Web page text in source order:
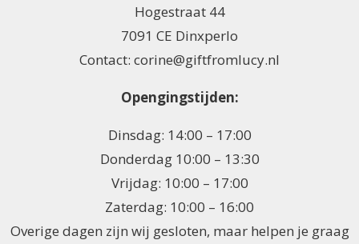
Hogestraat 44
7091 CE Dinxperlo
Contact: corine@giftfromlucy.nl
Opengingstijden:
Dinsdag: 14:00 – 17:00
Donderdag 10:00 – 13:30
Vrijdag: 10:00 – 17:00
Zaterdag: 10:00 – 16:00
Overige dagen zijn wij gesloten, maar helpen je graag